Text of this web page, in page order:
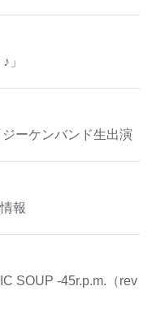
」
ーケンバンド生出演
報
SOUP -45r.p.m.（rev